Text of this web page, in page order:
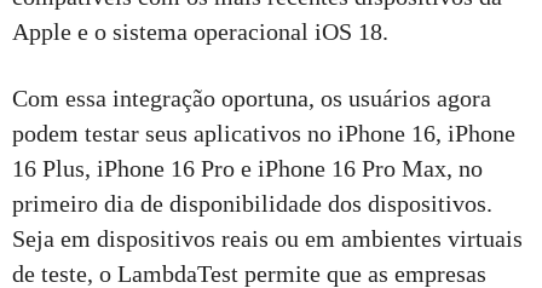
Apple e o sistema operacional iOS 18.
Com essa integração oportuna, os usuários agora
podem testar seus aplicativos no iPhone 16, iPhone
16 Plus, iPhone 16 Pro e iPhone 16 Pro Max, no
primeiro dia de disponibilidade dos dispositivos.
Seja em dispositivos reais ou em ambientes virtuais
de teste, o LambdaTest permite que as empresas